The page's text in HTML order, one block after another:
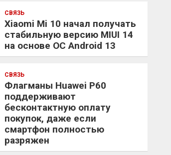
СВЯЗЬ
Xiaomi Mi 10 начал получать
стабильную версию MIUI 14
на основе ОС Android 13
СВЯЗЬ
Флагманы Huawei P60
поддерживают
бесконтактную оплату
покупок, даже если
смартфон полностью
разряжен